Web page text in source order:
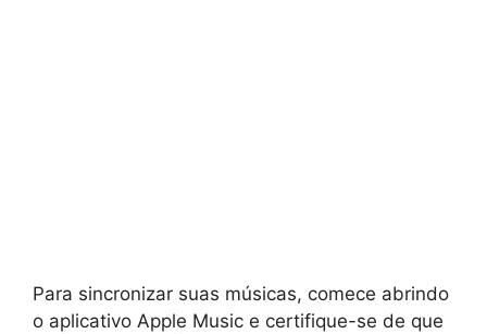
Para sincronizar suas músicas, comece abrindo
o aplicativo Apple Music e certifique-se de que